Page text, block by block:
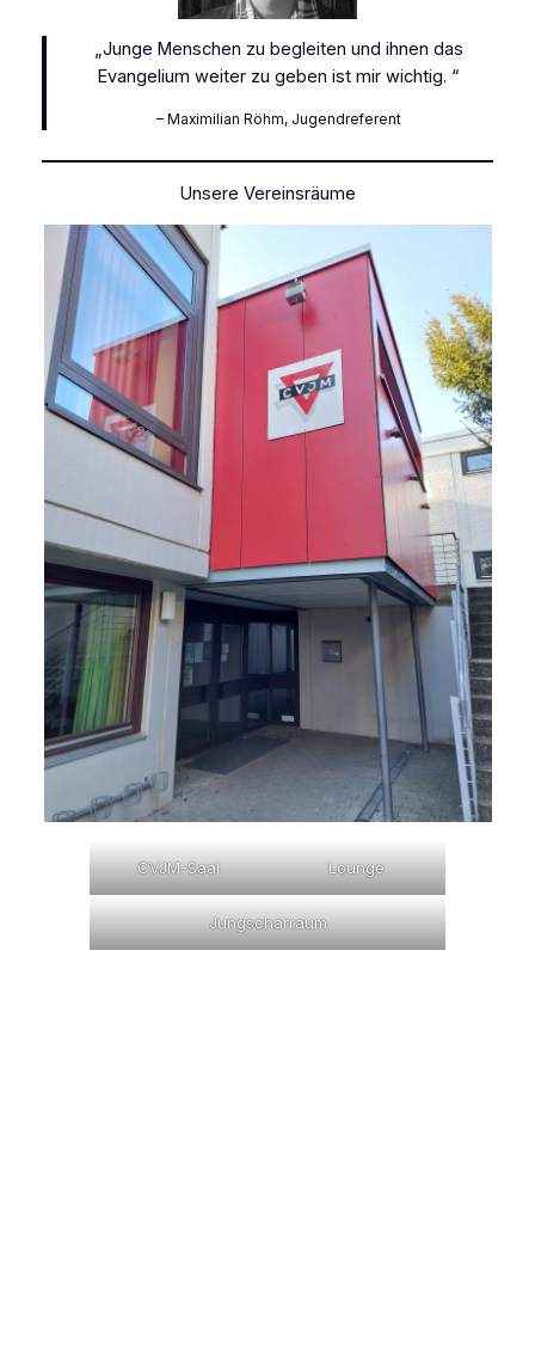
„Junge Menschen zu begleiten und ihnen das
Evangelium weiter zu geben ist mir wichtig. “
– Maximilian Röhm, Jugendreferent
Unsere Vereinsräume
CVJM-Saal Lounge
Jungscharraum